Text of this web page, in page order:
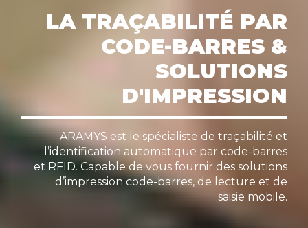
LA TRAÇABILITÉ PAR
CODE-BARRES &
SOLUTIONS
D'IMPRESSION
ARAMYS est le spécialiste de traçabilité et
l’identification automatique par code-barres
et RFID. Capable de vous fournir des solutions
d’impression code-barres, de lecture et de
saisie mobile.